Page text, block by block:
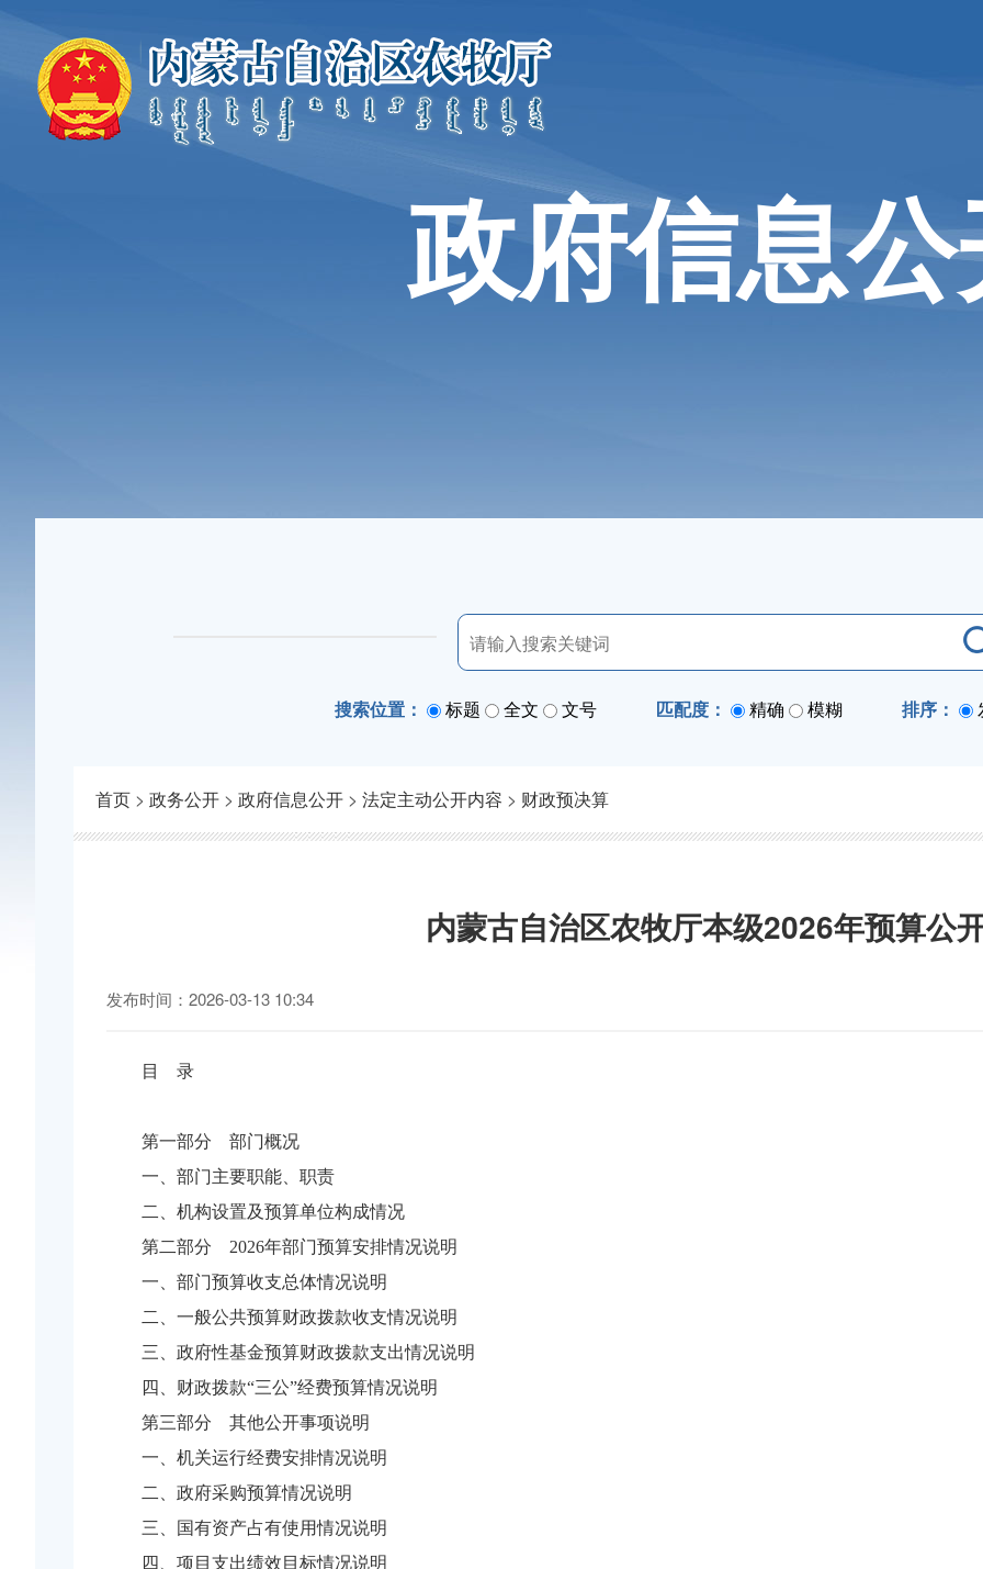
政府信息
搜索位置： 标题 全文 文号 匹配度： 精确 模糊 排序：
首页 > 政务公开 > 政府信息公开 > 法定主动公开内容 > 财政预决算
内蒙古自治区农牧厅本级2026年预算公
发布时间：2026-03-13 10:34
目 录
第一部分 部门概况
一、部门主要职能、职责
二、机构设置及预算单位构成情况
第二部分 2026年部门预算安排情况说明
一、部门预算收支总体情况说明
二、一般公共预算财政拨款收支情况说明
三、政府性基金预算财政拨款支出情况说明
四、财政拨款“三公”经费预算情况说明
第三部分 其他公开事项说明
一、机关运行经费安排情况说明
二、政府采购预算情况说明
三、国有资产占有使用情况说明
四、项目支出绩效目标情况说明